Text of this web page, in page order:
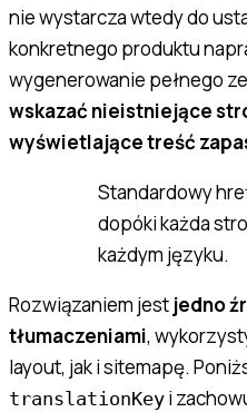
nie wystarcza wtedy do
konkretnego produktu
wygenerowanie pełnego
wskazać nieistniejące
wyświetlające treść
Standardowy
dopóki każda
każdym języku.
Rozwiązaniem jest jedno
tłumaczeniami,
layout, jak i sitemapę.
translationKey i